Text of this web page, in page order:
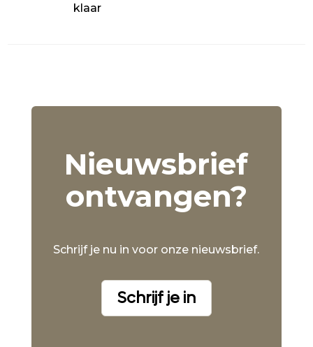
klaar
Nieuwsbrief
ontvangen?
Schrijf je nu in voor onze nieuwsbrief.
Schrijf je in